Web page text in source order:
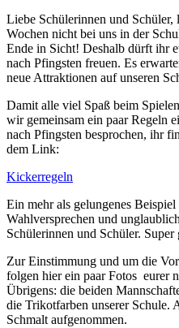
Liebe Schülerinnen und
Wochen nicht bei uns in der
Ende in Sicht! Deshalb dürft ihr
nach Pfingsten freuen. Es
neue Attraktionen auf unseren
Damit alle viel Spaß beim
wir gemeinsam ein paar Regeln
nach Pfingsten besprochen, ihr
dem Link:
Kickerregeln
Ein mehr als gelungenes
Wahlversprechen und
Schülerinnen und Schüler. Super
Zur Einstimmung und um die
folgen hier ein paar Fotos eurer
Übrigens: die beiden
die Trikotfarben unserer Schule.
Schmalt aufgenommen.